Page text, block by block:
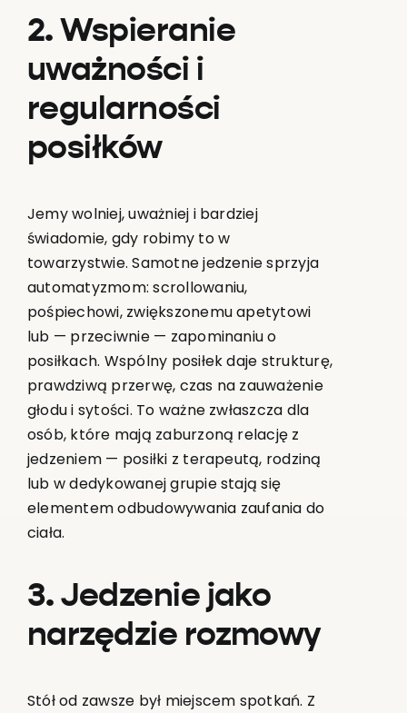
2. Wspieranie
uważności i
regularności
posiłków
Jemy wolniej, uważniej i bardziej
świadomie, gdy robimy to w
towarzystwie. Samotne jedzenie sprzyja
automatyzmom: scrollowaniu,
pośpiechowi, zwiększonemu apetytowi
lub — przeciwnie — zapominaniu o
posiłkach. Wspólny posiłek daje strukturę,
prawdziwą przerwę, czas na zauważenie
głodu i sytości. To ważne zwłaszcza dla
osób, które mają zaburzoną relację z
jedzeniem — posiłki z terapeutą, rodziną
lub w dedykowanej grupie stają się
elementem odbudowywania zaufania do
ciała.
3. Jedzenie jako
narzędzie rozmowy
Stół od zawsze był miejscem spotkań. Z